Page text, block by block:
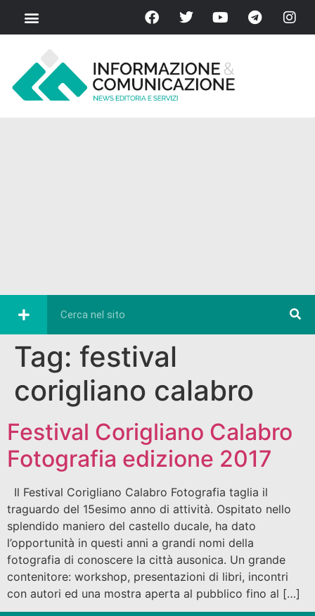
Tag: festival
corigliano calabro
Festival Corigliano Calabro
Fotografia edizione 2017
Il Festival Corigliano Calabro Fotografia taglia il
traguardo del 15esimo anno di attività. Ospitato nello
splendido maniero del castello ducale, ha dato
l’opportunità in questi anni a grandi nomi della
fotografia di conoscere la città ausonica. Un grande
contenitore: workshop, presentazioni di libri, incontri
con autori ed una mostra aperta al pubblico fino al […]